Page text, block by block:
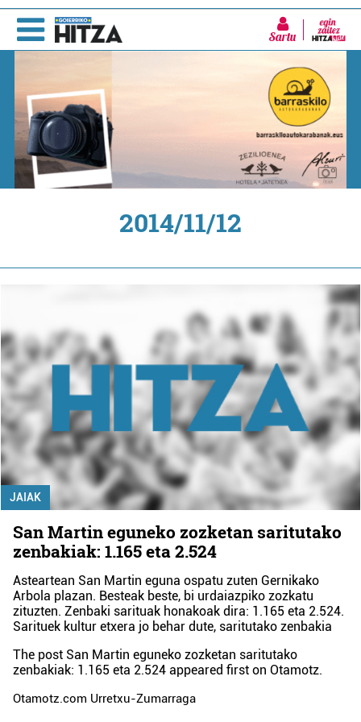
Sartu
2014/11/12
JAIAK
San Martin eguneko zozketan saritutako
zenbakiak: 1.165 eta 2.524
Asteartean San Martin eguna ospatu zuten Gernikako
Arbola plazan. Besteak beste, bi urdaiazpiko zozkatu
zituzten. Zenbaki sarituak honakoak dira: 1.165 eta 2.524.
Sarituek kultur etxera jo behar dute, saritutako zenbakia
The post San Martin eguneko zozketan saritutako
zenbakiak: 1.165 eta 2.524 appeared first onOtamotz.
Otamotz.com Urretxu-Zumarraga